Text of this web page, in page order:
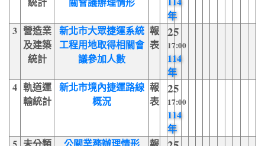
年
3 營造業
及建築
統計
新北市大眾捷運系統
工程用地取得相關會
議參加人數
報
表
25
17:00
114
年
4 軌道運
輸統計
新北市境內捷運路線
概況
報
表
25
17:00
114
年